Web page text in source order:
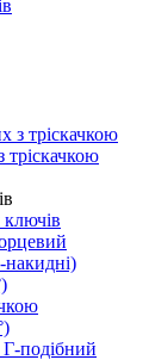
тріскачкою
накидні)
подібний